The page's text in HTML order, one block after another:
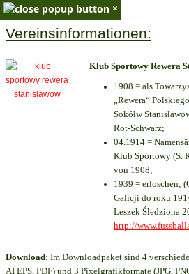
×
Vereinsinformationen:
Klub Sportowy Rewera
1908 = als
„Rewera“
Sokółw
Rot-Schwarz;
04.1914 =
Klub Sportowy (S.
von 1908;
1939 = erloschen;
Galicji do roku
Leszek Śledziona
http://
Download: Im Downloadpaket sind 4
AI EPS, PDF) und 3 Pixelgrafikformate (JPG,